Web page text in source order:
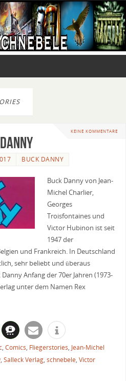
KEINE KOMMENTARE
BUCK DANNY
Buck Danny von Jean-
Michel Charlier,
Georges
Troisfontaines und
Victor Hubinon ist seit
1947 der
und Frankreich. In Deutschland
sehr beliebt und überaus
Anfang der 70er Jahren (1973-
unter dem Namen Rex
, Comics, Fliegerstories, Jean-Michel
, Salleck Verlag, schnebele, Victor